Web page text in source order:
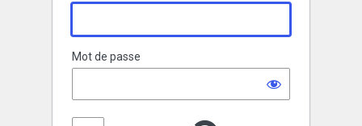
Mot de passe